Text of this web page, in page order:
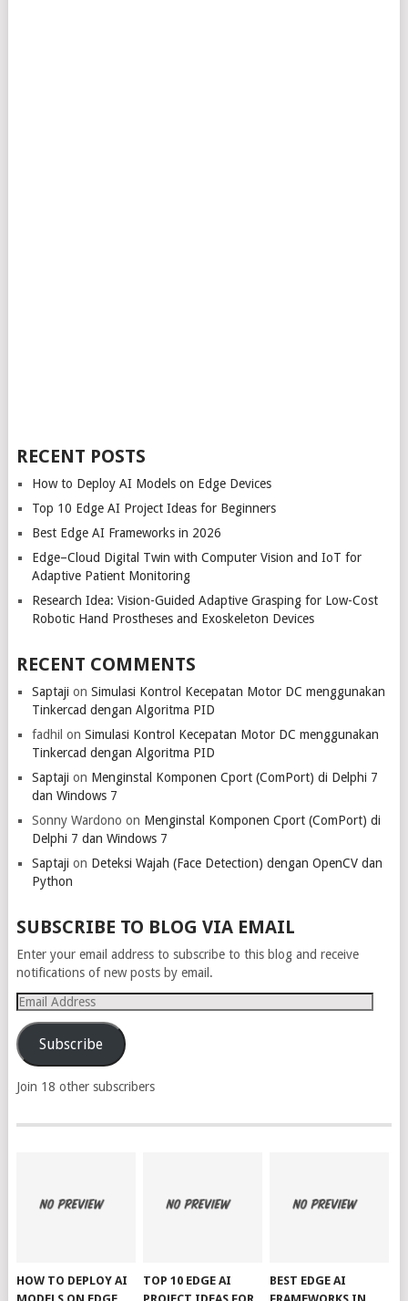
RECENT POSTS
How to Deploy AI Models on Edge Devices
Top 10 Edge AI Project Ideas for Beginners
Best Edge AI Frameworks in 2026
Edge–Cloud Digital Twin with Computer Vision and IoT for
Adaptive Patient Monitoring
Research Idea: Vision-Guided Adaptive Grasping for Low-Cost
Robotic Hand Prostheses and Exoskeleton Devices
RECENT COMMENTS
Saptaji on Simulasi Kontrol Kecepatan Motor DC menggunakan
Tinkercad dengan Algoritma PID
fadhil on Simulasi Kontrol Kecepatan Motor DC menggunakan
Tinkercad dengan Algoritma PID
Saptaji on Menginstal Komponen Cport (ComPort) di Delphi 7
dan Windows 7
Sonny Wardono on Menginstal Komponen Cport (ComPort) di
Delphi 7 dan Windows 7
Saptaji on Deteksi Wajah (Face Detection) dengan OpenCV dan
Python
SUBSCRIBE TO BLOG VIA EMAIL
Enter your email address to subscribe to this blog and receive
notifications of new posts by email.
Email
Address
Subscribe
Join 18 other subscribers
HOW TO DEPLOY AI
TOP 10 EDGE AI
BEST EDGE AI